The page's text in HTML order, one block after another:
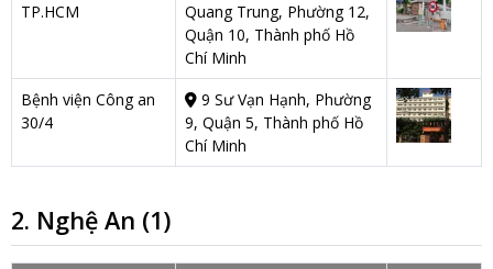
TP.HCM
Quang Trung, Phường 12,
Quận 10, Thành phố Hồ
Chí Minh
Bệnh viện Công an
30/4
9 Sư Vạn Hạnh, Phường
9, Quận 5, Thành phố Hồ
Chí Minh
2. Nghệ An (1)